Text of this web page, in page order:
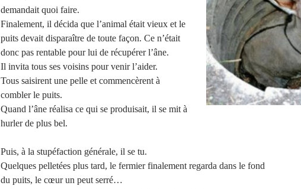
demandait quoi faire.
Finalement, il décida que l’animal était vieux et le
puits devait disparaître de toute façon. Ce n’était
donc pas rentable pour lui de récupérer l’âne.
Il invita tous ses voisins pour venir l’aider.
Tous saisirent une pelle et commencèrent à
combler le puits.
Quand l’âne réalisa ce qui se produisait, il se mit à
hurler de plus bel.
Puis, à la stupéfaction générale, il se tu.
Quelques pelletées plus tard, le fermier finalement regarda dans le fond
du puits, le cœur un peut serré…